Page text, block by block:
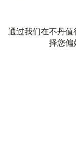
通过我们在不丹
择您偏